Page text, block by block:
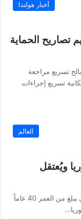
أخبار هولندا
تصاريح الحماية
تسريع مراجعة
تسريع إجراءات
العالم
ويُعتقل
أصدرت محكمة حكماً بالسجن على لاجئ سوري يبلغ من العمر 40 عاماً